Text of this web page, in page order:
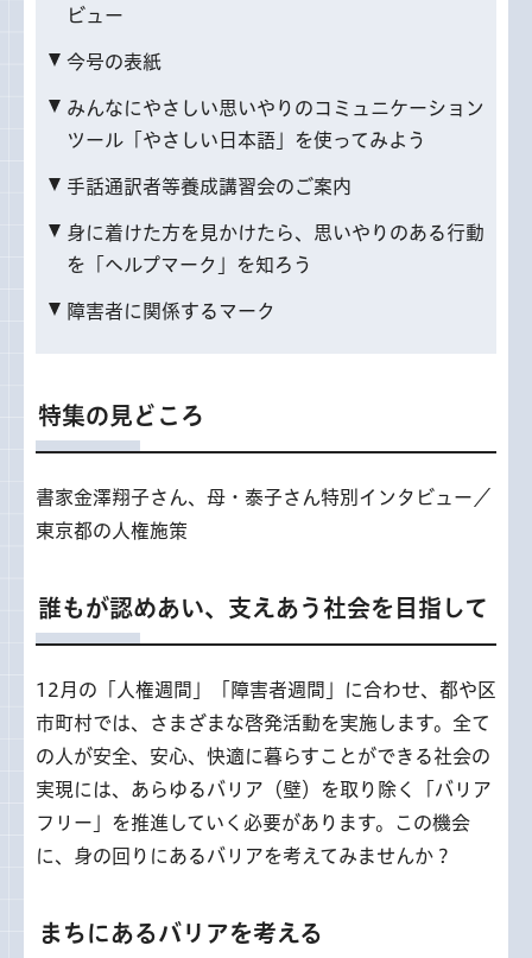
ビュー
今号の表紙
みんなにやさしい思いやりのコミュニケーション
ツール「やさしい日本語」を使ってみよう
手話通訳者等養成講習会のご案内
身に着けた方を見かけたら、思いやりのある行動
を「ヘルプマーク」を知ろう
障害者に関係するマーク
特集の見どころ
書家金澤翔子さん、母・泰子さん特別インタビュー／
東京都の人権施策
誰もが認めあい、支えあう社会を目指して
12月の「人権週間」「障害者週間」に合わせ、都や区
市町村では、さまざまな啓発活動を実施します。全て
の人が安全、安心、快適に暮らすことができる社会の
実現には、あらゆるバリア（壁）を取り除く「バリア
フリー」を推進していく必要があります。この機会
に、身の回りにあるバリアを考えてみませんか？
まちにあるバリアを考える